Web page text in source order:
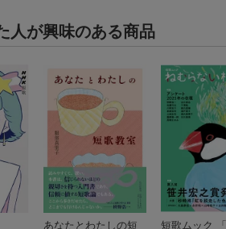
人が興味のある商品
あなたとわたしの短
短歌ムック